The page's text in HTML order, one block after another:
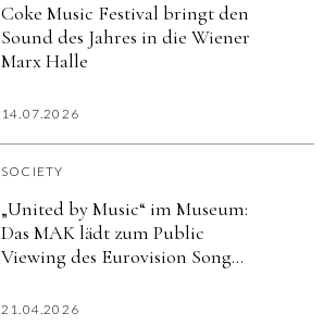
Coke Music Festival bringt den
Sound des Jahres in die Wiener
Marx Halle
14.07.2026
SOCIETY
„United by Music“ im Museum:
Das MAK lädt zum Public
Viewing des Eurovision Song
20 Uhr
21.04.2026